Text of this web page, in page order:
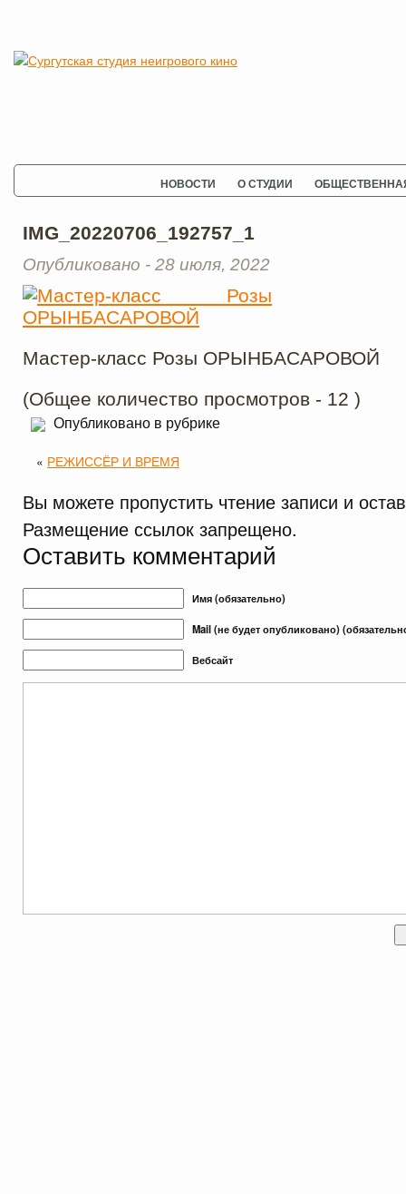
НОВОСТИ О СТУДИИ
IMG_20220706_192757_1
Опубликовано - 28 июля, 2022
Мастер-класс Розы ОРЫНБАСАРОВОЙ
(Общее количество просмотров - 12 )
Опубликовано в рубрике
« РЕЖИССЁР И ВРЕМЯ
Вы можете пропустить чтение записи и
Размещение ссылок запрещено.
Оставить комментарий
Имя (обязательно)
Mail (не будет опубликовано)
Вебсайт